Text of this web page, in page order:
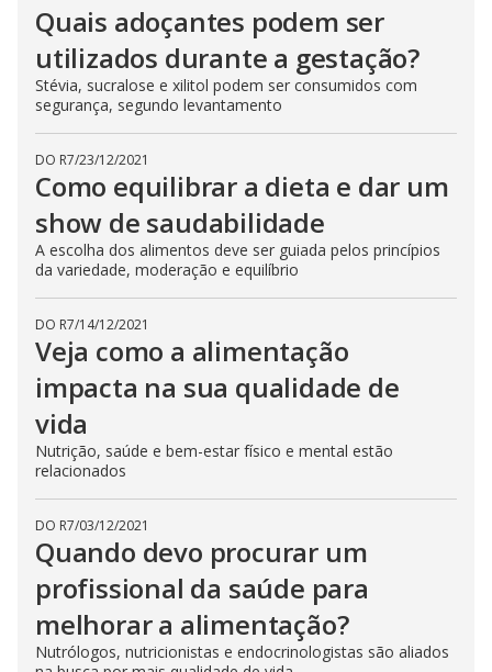
Quais adoçantes podem ser
utilizados durante a gestação?
Stévia, sucralose e xilitol podem ser consumidos com
segurança, segundo levantamento
DO R7/23/12/2021
Como equilibrar a dieta e dar um
show de saudabilidade
A escolha dos alimentos deve ser guiada pelos princípios
da variedade, moderação e equilíbrio
DO R7/14/12/2021
Veja como a alimentação
impacta na sua qualidade de
vida
Nutrição, saúde e bem-estar físico e mental estão
relacionados
DO R7/03/12/2021
Quando devo procurar um
profissional da saúde para
melhorar a alimentação?
Nutrólogos, nutricionistas e endocrinologistas são aliados